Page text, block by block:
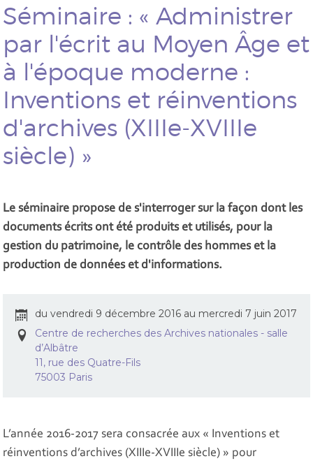
Séminaire : « Administrer
par l'écrit au Moyen Âge et
à l'époque moderne :
Inventions et réinventions
d'archives (XIIIe-XVIIIe
siècle) »
Le séminaire propose de s'interroger sur la façon dont les
documents écrits ont été produits et utilisés, pour la
gestion du patrimoine, le contrôle des hommes et la
production de données et d'informations.
du vendredi 9 décembre 2016 au mercredi 7 juin 2017
Centre de recherches des Archives nationales - salle
d’Albâtre
11, rue des Quatre-Fils
75003 Paris
L’année 2016-2017 sera consacrée aux « Inventions et
réinventions d’archives (XIIIe-XVIIIe siècle) » pour